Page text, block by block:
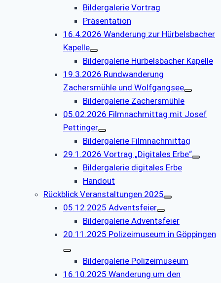
Bildergalerie Vortrag
Präsentation
16.4.2026 Wanderung zur Hürbelsbacher
Kapelle
Bildergalerie Hürbelsbacher Kapelle
19.3.2026 Rundwanderung
Zachersmühle und Wolfgangsee
Bildergalerie Zachersmühle
05.02.2026 Filmnachmittag mit Josef
Pettinger
Bildergalerie Filmnachmittag
29.1.2026 Vortrag „Digitales Erbe“
Bildergalerie digitales Erbe
Handout
Rückblick Veranstaltungen 2025
05.12.2025 Adventsfeier
Bildergalerie Adventsfeier
20.11.2025 Polizeimuseum in Göppingen
Bildergalerie Polizeimuseum
16.10.2025 Wanderung um den